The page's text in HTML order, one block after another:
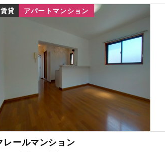
賃貸 アパートマンション
レールマンション